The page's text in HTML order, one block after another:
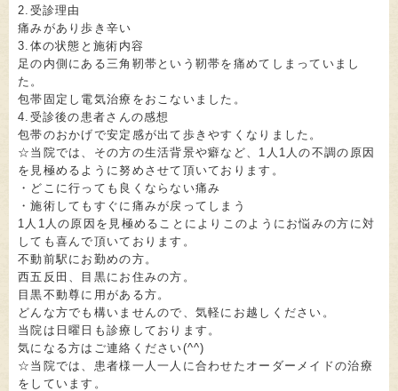
2.受診理由
痛みがあり歩き辛い
3.体の状態と施術内容
足の内側にある三角靭帯という靭帯を痛めてしまっていまし
た。
包帯固定し電気治療をおこないました。
4.受診後の患者さんの感想
包帯のおかげで安定感が出て歩きやすくなりました。
☆当院では、その方の生活背景や癖など、1人1人の不調の原因
を見極めるように努めさせて頂いております。
・どこに行っても良くならない痛み
・施術してもすぐに痛みが戻ってしまう
1人1人の原因を見極めることによりこのようにお悩みの方に対
しても喜んで頂いております。
不動前駅にお勤めの方。
西五反田、目黒にお住みの方。
目黒不動尊に用がある方。
どんな方でも構いませんので、気軽にお越しください。
当院は日曜日も診療しております。
気になる方はご連絡ください(^^)
☆当院では、患者様一人一人に合わせたオーダーメイドの治療
をしています。